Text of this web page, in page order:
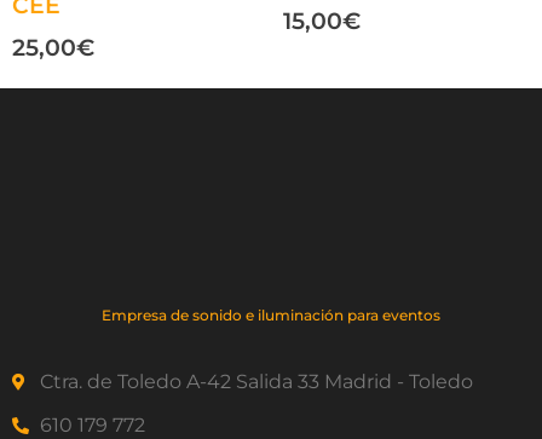
CEE
25,00€
15,00€
Empresa de sonido e iluminación para eventos
Ctra. de Toledo A-42 Salida 33 Madrid - Toledo
610 179 772